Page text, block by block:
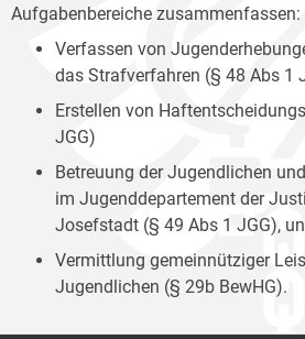
Aufgabenbereiche zusammenfassen:
Verfassen von
das Strafverfahren (§ 48 Abs 1
Erstellen von
JGG)
Betreuung der Jugendlichen
im Jugenddepartement der
Josefstadt (§ 49 Abs 1 JGG),
Vermittlung gemeinnütziger
Jugendlichen (§ 29b BewHG).